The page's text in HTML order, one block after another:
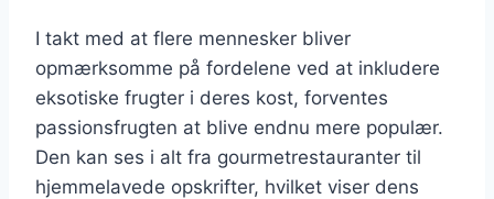
I takt med at flere mennesker bliver
opmærksomme på fordelene ved at inkludere
eksotiske frugter i deres kost, forventes
passionsfrugten at blive endnu mere populær.
Den kan ses i alt fra gourmetrestauranter til
hjemmelavede opskrifter, hvilket viser dens